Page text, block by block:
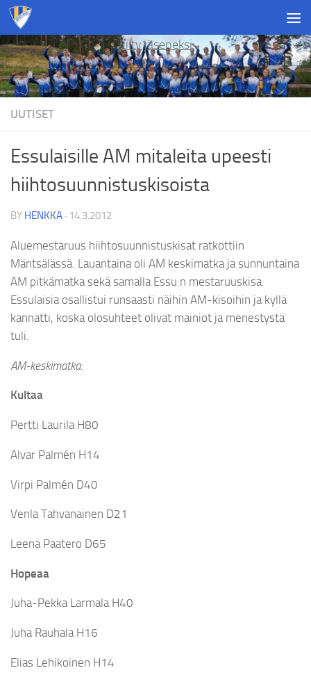
Skip to content
Liity jäseneksi
UUTISET
Essulaisille AM mitaleita upeesti
hiihtosuunnistuskisoista
BY HENKKA · 14.3.2012
Aluemestaruus hiihtosuunnistuskisat ratkottiin
Mäntsälässä. Lauantaina oli AM keskimatka ja sunnuntaina
AM pitkämatka sekä samalla Essu:n mestaruuskisa.
Essulaisia osallistui runsaasti näihin AM-kisoihin ja kyllä
kannatti, koska olosuhteet olivat mainiot ja menestystä
tuli.
AM-keskimatka:
Kultaa
Pertti Laurila H80
Alvar Palmén H14
Virpi Palmén D40
Venla Tahvanainen D21
Leena Paatero D65
Hopeaa
Juha-Pekka Larmala H40
Juha Rauhala H16
Elias Lehikoinen H14